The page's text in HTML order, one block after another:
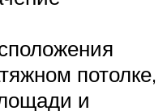
потолке,
и